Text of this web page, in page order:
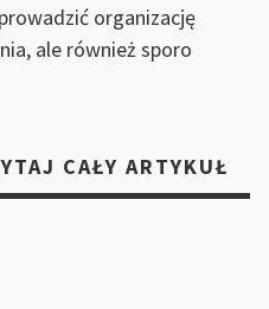
organizację
ale również sporo
CAŁY ARTYKUŁ